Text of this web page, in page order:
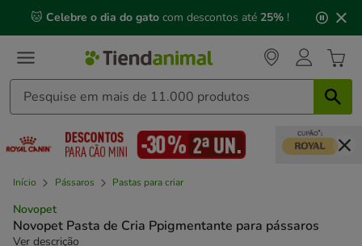
mensagem,
🐱 Celebre o dia do gato com descontos até 25% !
Início Pássaros Pastas para criar
Novopet
Novopet Pasta de Cria Ppigmentante para pássaros
Ver descrição